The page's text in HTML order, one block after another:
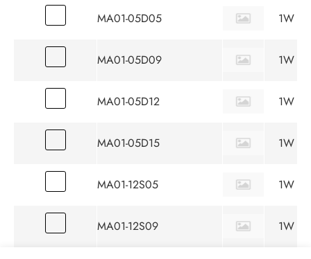
MA01-05D05 1W
MA01-05D09 1W
MA01-05D12 1W
MA01-05D15 1W
MA01-12S05 1W
MA01-12S09 1W